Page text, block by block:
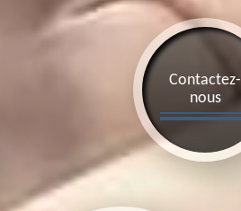
Contactez-
nous